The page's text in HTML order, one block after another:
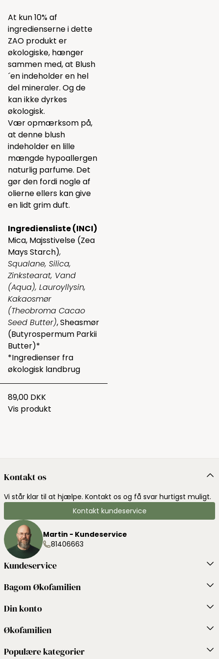
At kun 10% af
ingredienserne i dette
ZAO produkt er
økologiske, hænger
sammen med, at Blush
´en indeholder en hel
del mineraler. Og de
kan ikke dyrkes
økologisk.
Vær opmærksom på,
at denne blush
indeholder en lille
mængde hypoallergen
naturlig parfume. Det
gør den fordi nogle af
olierne ellers kan give
en lidt grim duft.
Ingrediensliste (INCI)
Mica, Majsstivelse (Zea
Mays Starch),
Squalane, Silica,
Zinkstearat, Vand
(Aqua), Lauroyllysin,
Kakaosmør
(Theobroma Cacao
Seed Butter), Sheasmør
(Butyrospermum Parkii
Butter)*
*Ingredienser fra
økologisk landbrug
89,00 DKK
Vis produkt
Kontakt os
Vi står klar til at hjælpe. Kontakt os og få svar hurtigst muligt.
Kontakt kundeservice
Martin - Kundeservice
81406663
Kundeservice
Bagom Økofamilien
Din konto
Økofamilien
Populære kategorier